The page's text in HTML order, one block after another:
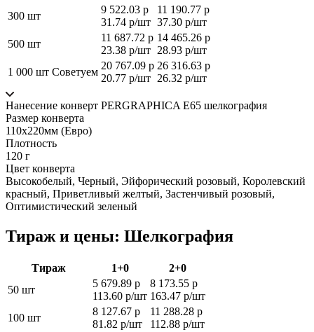
300 шт
9 522.03 р
31.74 р/шт
11 190.77 р
37.30 р/шт
500 шт
11 687.72 р
23.38 р/шт
14 465.26 р
28.93 р/шт
1 000 шт Советуем
20 767.09 р
20.77 р/шт
26 316.63 р
26.32 р/шт
Нанесение конверт PERGRAPHICA Е65 шелкография
Размер конверта
110х220мм (Евро)
Плотность
120 г
Цвет конверта
Высокобелый, Черный, Эйфорический розовый, Королевский
красный, Приветливый желтый, Застенчивый розовый,
Оптимистический зеленый
Тираж и цены: Шелкография
Тираж 1+0
2+0
50 шт
5 679.89 р
113.60 р/шт
8 173.55 р
163.47 р/шт
100 шт
8 127.67 р
81.82 р/шт
11 288.28 р
112.88 р/шт